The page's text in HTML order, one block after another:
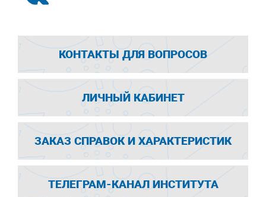
КОНТАКТЫ ДЛЯ ВОПРОСОВ
ЛИЧНЫЙ КАБИНЕТ
ЗАКАЗ СПРАВОК И ХАРАКТЕРИСТИК
ТЕЛЕГРАМ-КАНАЛ ИНСТИТУТА